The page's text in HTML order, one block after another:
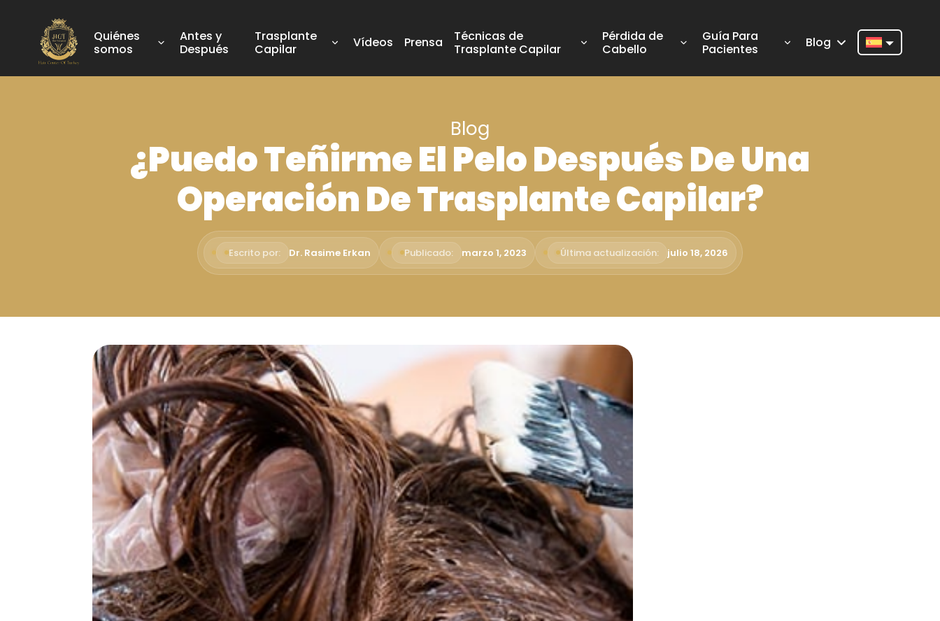
Quiénes
somos
Antes y
Después
Trasplante
Capilar
Vídeos Prensa
Técnicas de
Trasplante Capilar
Pérdida de
Cabello
Guía Para
Pacientes
Blog
Blog
¿Puedo Teñirme El Pelo Después De Una
Operación De Trasplante Capilar?
Escrito por: Dr. Rasime Erkan Publicado: marzo 1, 2023 Última actualización: julio 18, 2026